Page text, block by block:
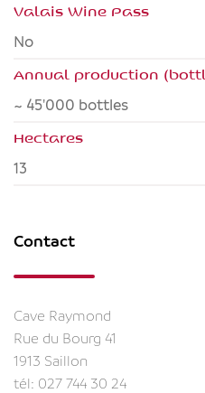
Valais Wine Pass
no
Annual production
~ 45'000 bottles
Hectares
13
Contact
Cave Raymond
Rue du Bourg 41
1913 Saillon
tél: 027 744 30 24